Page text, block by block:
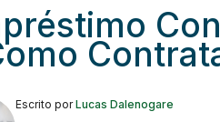
Escrito porLucas Dalenogare